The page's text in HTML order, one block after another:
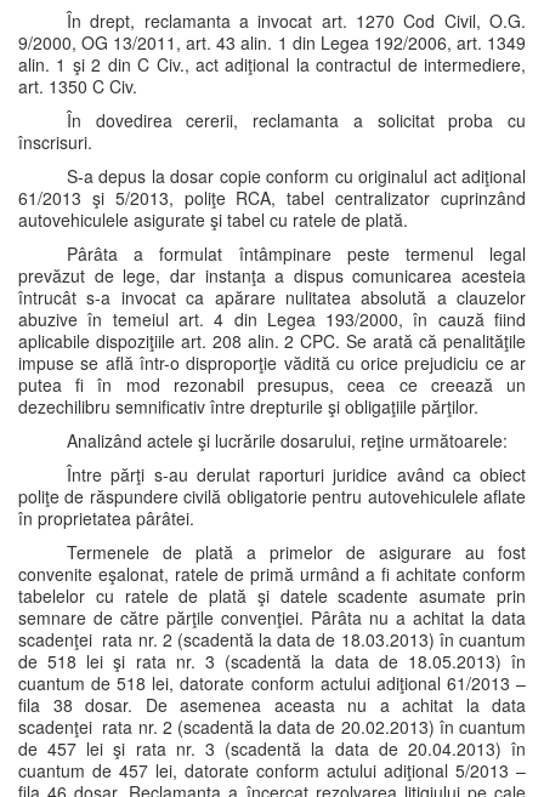
În drept, reclamanta a invocat art. 1270 Cod Civil, O.G.
9/2000, OG 13/2011, art. 43 alin. 1 din Legea 192/2006, art. 1349
alin. 1 şi 2 din C Civ., act adiţional la contractul de intermediere,
art. 1350 C Civ.
În dovedirea cererii, reclamanta a solicitat proba cu
înscrisuri.
S-a depus la dosar copie conform cu originalul act adiţional
61/2013 şi 5/2013, poliţe RCA, tabel centralizator cuprinzând
autovehiculele asigurate şi tabel cu ratele de plată.
Pârâta a formulat întâmpinare peste termenul legal
prevăzut de lege, dar instanţa a dispus comunicarea acesteia
întrucât s-a invocat ca apărare nulitatea absolută a clauzelor
abuzive în temeiul art. 4 din Legea 193/2000, în cauză fiind
aplicabile dispoziţiile art. 208 alin. 2 CPC. Se arată că penalităţile
impuse se află într-o disproporţie vădită cu orice prejudiciu ce ar
putea fi în mod rezonabil presupus, ceea ce creează un
dezechilibru semnificativ între drepturile şi obligaţiile părţilor.
Analizând actele şi lucrările dosarului, reţine următoarele:
Între părţi s-au derulat raporturi juridice având ca obiect
poliţe de răspundere civilă obligatorie pentru autovehiculele aflate
în proprietatea pârâtei.
Termenele de plată a primelor de asigurare au fost
convenite eşalonat, ratele de primă urmând a fi achitate conform
tabelelor cu ratele de plată şi datele scadente asumate prin
semnare de către părţile convenţiei. Pârâta nu a achitat la data
scadenţei rata nr. 2 (scadentă la data de 18.03.2013) în cuantum
de 518 lei şi rata nr. 3 (scadentă la data de 18.05.2013) în
cuantum de 518 lei, datorate conform actului adiţional 61/2013 –
fila 38 dosar. De asemenea aceasta nu a achitat la data
scadenţei rata nr. 2 (scadentă la data de 20.02.2013) în cuantum
de 457 lei şi rata nr. 3 (scadentă la data de 20.04.2013) în
cuantum de 457 lei, datorate conform actului adiţional 5/2013 –
fila 46 dosar. Reclamanta a încercat rezolvarea litigiului pe cale